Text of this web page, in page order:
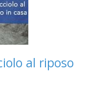
al riposo